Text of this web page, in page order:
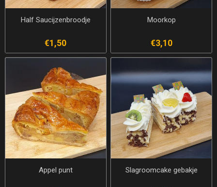
Half Saucijzenbroodje
€1,50
Moorkop
€3,10
Appel punt Slagroomcake gebakje